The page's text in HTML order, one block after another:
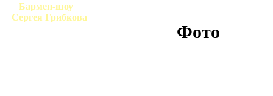
Бармен-шоу
Сергея Грибкова
Фото